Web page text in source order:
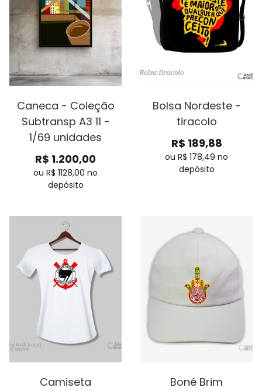
Caneca - Coleção
Subtransp A3 11 -
1/69 unidades
R$ 1.200,00
ou R$ 1128,00 no
depósito
Bolsa Nordeste -
tiracolo
R$ 189,88
ou R$ 178,49 no
depósito
Camiseta
Boné Brim